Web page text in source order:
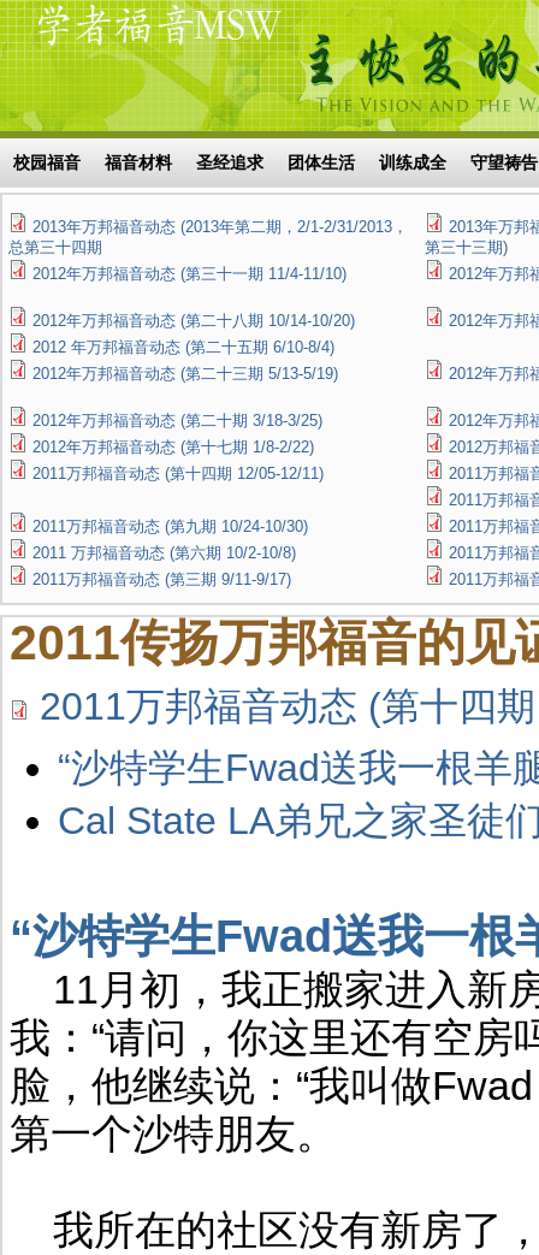
Skip to main content
搜索表单
校园福音 福音材料 圣经追求 团体生活 训练成全 守望祷告
2013年万邦福音动态 (2013年第二期，2/1-2/31/2013，
总第三十四期
2013年万邦
第三十三期)
2012年万邦福音动态 (第三十一期 11/4-11/10)
2012年万邦
2012年万邦福音动态 (第二十八期 10/14-10/20)
2012年万邦
2012 年万邦福音动态 (第二十五期 6/10-8/4)
2012年万邦福音动态 (第二十三期 5/13-5/19)
2012年万邦
2012年万邦福音动态 (第二十期 3/18-3/25)
2012年万邦
2012年万邦福音动态 (第十七期 1/8-2/22)
2012万邦福
2011万邦福音动态 (第十四期 12/05-12/11)
2011万邦福
2011万邦福
2011万邦福音动态 (第九期 10/24-10/30)
2011万邦福
2011 万邦福音动态 (第六期 10/2-10/8)
2011万邦福
2011万邦福音动态 (第三期 9/11-9/17)
2011万邦福
2011传扬万邦福音的见
2011万邦福音动态 (第十四
“沙特学生Fwad送我一根羊
Cal State LA弟兄之家圣徒
“沙特学生Fwad送我一根
11月初，我正搬家进入新
我：“请问，你这里还有空房
脸，他继续说：“我叫做
第一个沙特朋友。
我所在的社区没有新房了